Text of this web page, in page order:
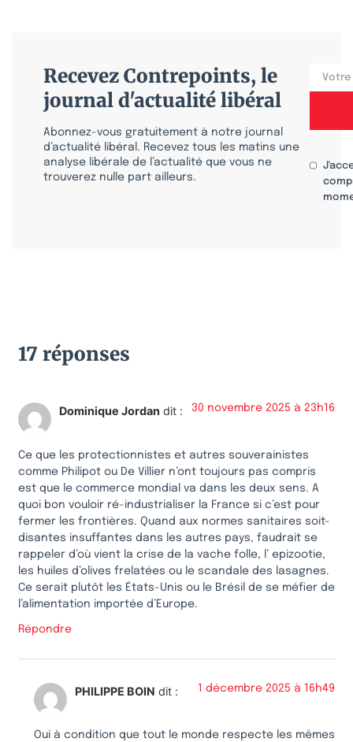
Recevez Contrepoints, le
journal d'actualité libéral
Abonnez-vous gratuitement à notre journal
d’actualité libéral. Recevez tous les matins une
analyse libérale de l’actualité que vous ne
trouverez nulle part ailleurs.
17 réponses
Dominique Jordan dit : 30 novembre 2025 à 23h16
Ce que les protectionnistes et autres souverainistes
comme Philipot ou De Villier n’ont toujours pas compris
est que le commerce mondial va dans les deux sens. A
quoi bon vouloir ré-industrialiser la France si c’est pour
fermer les frontières. Quand aux normes sanitaires soit-
disantes insuffantes dans les autres pays, faudrait se
rappeler d’où vient la crise de la vache folle, l’ epizootie,
les huiles d’olives frelatées ou le scandale des lasagnes.
Ce serait plutôt les États-Unis ou le Brésil de se méfier de
l’alimentation importée d’Europe.
Répondre
PHILIPPE BOIN dit : 1 décembre 2025 à 16h49
Oui à condition que tout le monde respecte les mêmes